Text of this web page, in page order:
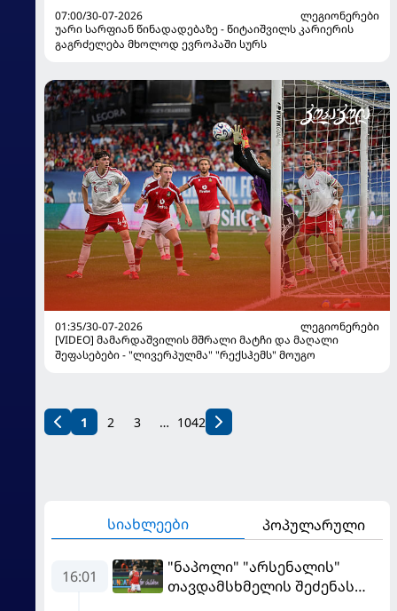
07:00/30-07-2026
ᲚᲔᲒᲘᲝᲜᲔᲠᲔᲑᲘ
უარი სარფიან წინადადებაზე - წიტაიშვილს კარიერის
გაგრძელება მხოლოდ ევროპაში სურს
01:35/30-07-2026
ᲚᲔᲒᲘᲝᲜᲔᲠᲔᲑᲘ
[VIDEO] მამარდაშვილის მშრალი მატჩი და მაღალი
შეფასებები - "ლივერპულმა" "რექსჰემს" მოუგო
1 2 3 … 1042
სიახლეები პოპულარული
16:01
"ნაპოლი" "არსენალის"
თავდამსხმელის შეძენას